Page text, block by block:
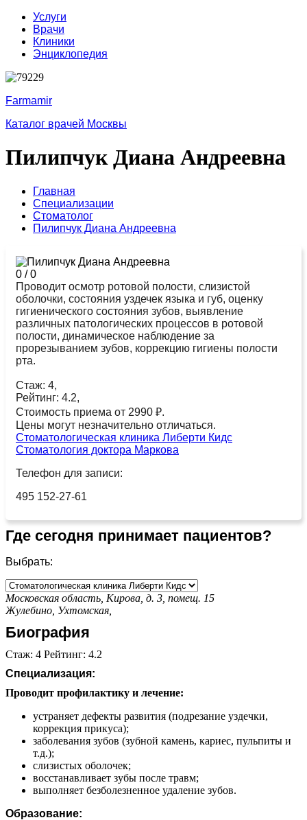
Услуги
Врачи
Клиники
Энциклопедия
Farmamir
Каталог врачей Москвы
Пилипчук Диана Андреевна
Главная
Специализации
Стоматолог
Пилипчук Диана Андреевна
0 /0
Проводит осмотр ротовой полости, слизистой
оболочки, состояния уздечек языка и губ, оценку
гигиенического состояния зубов, выявление
различных патологических процессов в ротовой
полости, динамическое наблюдение за
прорезыванием зубов, коррекцию гигиены полости
рта.
Стаж: 4,
Рейтинг: 4.2,
Стоимость приема от 2990 ₽.
Цены могут незначительно отличаться.
Стоматологическая клиника Либерти Кидс
Стоматология доктора Маркова
Телефон для записи:
495 152-27-61
Где сегодня принимает пациентов?
Выбрать:
Московская область, Кирова, д. 3, помещ. 15
Жулебино, Ухтомская,
Биография
Стаж: 4 Рейтинг: 4.2
Специализация:
Проводит профилактику и лечение:
устраняет дефекты развития (подрезание уздечки,
коррекция прикуса);
заболевания зубов (зубной камень, кариес, пульпиты и
т.д.);
слизистых оболочек;
восстанавливает зубы после травм;
выполняет безболезненное удаление зубов.
Образование: